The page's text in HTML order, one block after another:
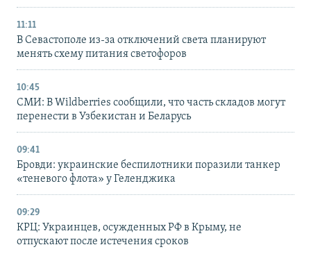
11:11
В Севастополе из-за отключений света планируют
менять схему питания светофоров
10:45
СМИ: В Wildberries сообщили, что часть складов могут
перенести в Узбекистан и Беларусь
09:41
Бровди: украинские беспилотники поразили танкер
«теневого флота» у Геленджика
09:29
КРЦ: Украинцев, осужденных РФ в Крыму, не
отпускают после истечения сроков